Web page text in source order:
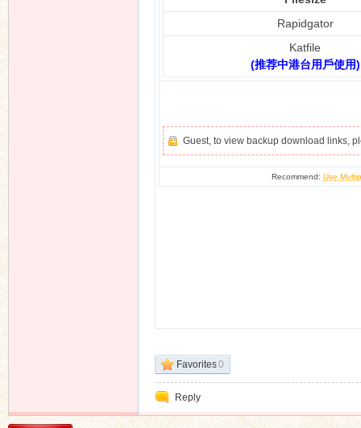
Rapidgator
Katfile
(推荐中港台用戶使用)
Guest, to view backup download links,
Recommend:Use
Favorites0
Reply